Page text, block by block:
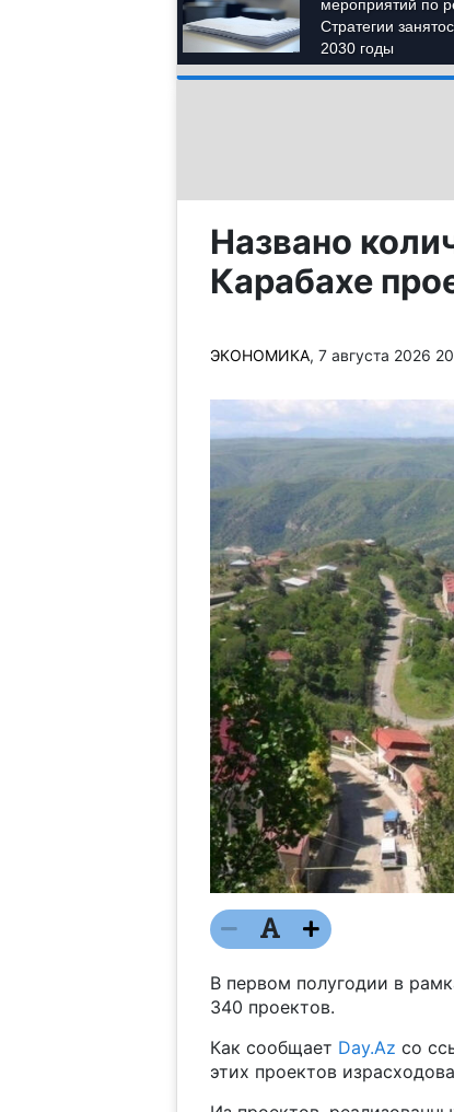
Названо
Карабахе
ЭКОНОМИКА, 7 августа 2026
В первом полугодии в
340 проектов.
Как сообщает Day.Az со
этих проектов